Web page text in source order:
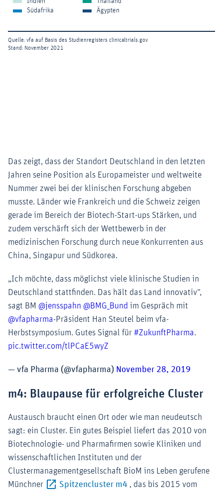
Das zeigt, dass der Standort Deutschland in den letzten
Jahren seine Position als Europameister und weltweite
Nummer zwei bei der klinischen Forschung abgeben
musste. Länder wie Frankreich und die Schweiz zeigen
gerade im Bereich der Biotech-Start-ups Stärken, und
zudem verschärft sich der Wettbewerb in der
medizinischen Forschung durch neue Konkurrenten aus
China, Singapur und Südkorea.
„Ich möchte, dass möglichst viele klinische Studien in
Deutschland stattfinden. Das hält das Land innovativ“,
sagt BM @jensspahn @BMG_Bund im Gespräch mit
@vfapharma-Präsident Han Steutel beim vfa-
Herbstsymposium. Gutes Signal für #ZukunftPharma.
pic.twitter.com/tlPCaE5wyZ
— vfa Pharma (@vfapharma) November 28, 2019
m4: Blaupause für erfolgreiche Cluster
Austausch braucht einen Ort oder wie man neudeutsch
sagt: ein Cluster. Ein gutes Beispiel liefert das 2010 von
Biotechnologie- und Pharmafirmen sowie Kliniken und
wissenschaftlichen Instituten und der
Clustermanagementgesellschaft BioM ins Leben gerufene
Münchner
Spitzencluster m4 Externer-Link (Öffnet im
, das bis 2015 vom